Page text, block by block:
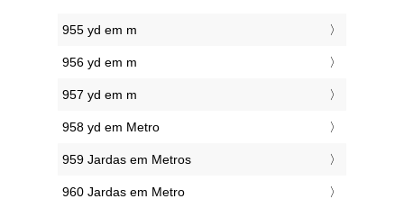
955 yd em m
956 yd em m
957 yd em m
958 yd em Metro
959 Jardas em Metros
960 Jardas em Metro